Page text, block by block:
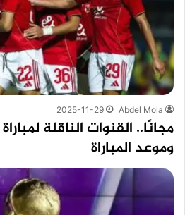
Abdel Mola
2025-11-29
مجانًا.. القنوات الناقلة
وموعد المباراة